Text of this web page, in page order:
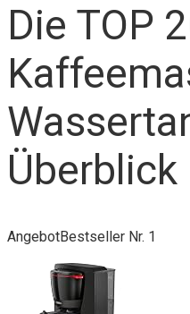
Die TOP
Überblick
AngebotBestseller Nr. 1